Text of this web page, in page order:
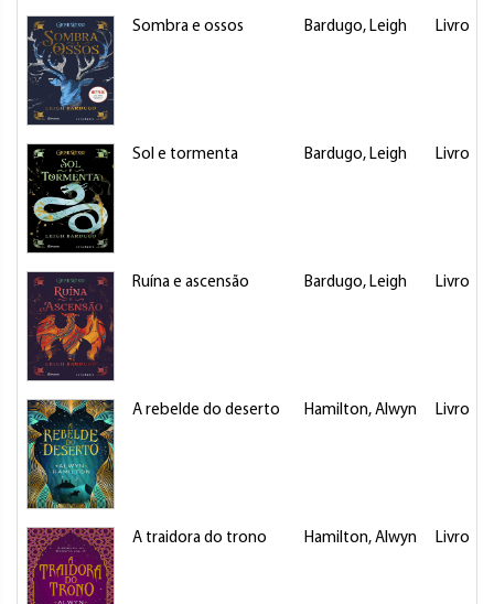
Sombra e ossos Bardugo, Leigh Livro
Sol e tormenta Bardugo, Leigh Livro
Ruína e ascensão Bardugo, Leigh Livro
A rebelde do deserto Hamilton, Alwyn Livro
A traidora do trono Hamilton, Alwyn Livro